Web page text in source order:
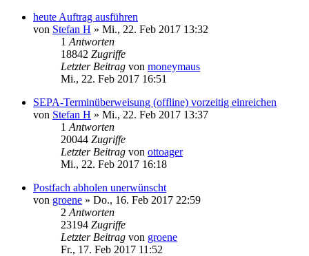
heute Auftrag ausführen
von Stefan H » Mi., 22. Feb 2017 13:32
1 Antworten
18842 Zugriffe
Letzter Beitrag von moneymaus
Mi., 22. Feb 2017 16:51
SEPA-Terminüberweisung (offline) vorzeitig einreichen
von Stefan H » Mi., 22. Feb 2017 13:37
1 Antworten
20044 Zugriffe
Letzter Beitrag von ottoager
Mi., 22. Feb 2017 16:18
Postfach abholen unerwünscht
von groene » Do., 16. Feb 2017 22:59
2 Antworten
23194 Zugriffe
Letzter Beitrag von groene
Fr., 17. Feb 2017 11:52